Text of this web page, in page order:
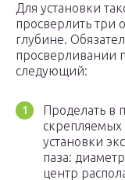
Для установки
просверлить три
глубине.
просверливании
следующий:
Проделать в
скрепляемых
установки
паза:
центр